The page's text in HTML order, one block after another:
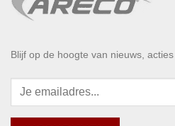
Blijf op de hoogte van nieuws,